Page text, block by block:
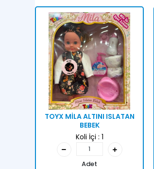
TOYX MİLA ALTINI ISLATAN
BEBEK
Koli İçi : 1
Adet